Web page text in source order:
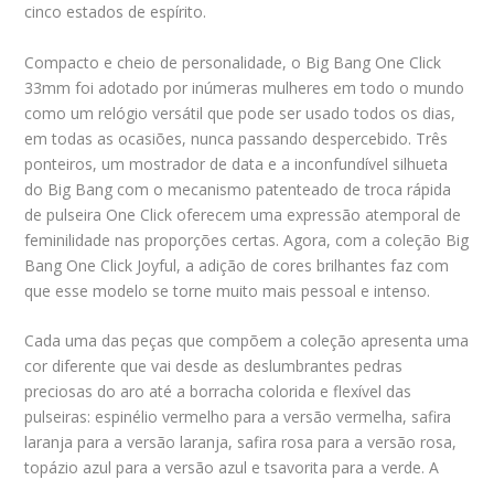
cinco estados de espírito.
Compacto e cheio de personalidade, o Big Bang One Click
33mm foi adotado por inúmeras mulheres em todo o mundo
como um relógio versátil que pode ser usado todos os dias,
em todas as ocasiões, nunca passando despercebido. Três
ponteiros, um mostrador de data e a inconfundível silhueta
do Big Bang com o mecanismo patenteado de troca rápida
de pulseira One Click oferecem uma expressão atemporal de
feminilidade nas proporções certas. Agora, com a coleção Big
Bang One Click Joyful, a adição de cores brilhantes faz com
que esse modelo se torne muito mais pessoal e intenso.
Cada uma das peças que compõem a coleção apresenta uma
cor diferente que vai desde as deslumbrantes pedras
preciosas do aro até a borracha colorida e flexível das
pulseiras: espinélio vermelho para a versão vermelha, safira
laranja para a versão laranja, safira rosa para a versão rosa,
topázio azul para a versão azul e tsavorita para a verde. A